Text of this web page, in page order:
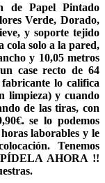
de Papel Pintado
Verde, Dorado,
y soporte tejido
cola solo a la pared,
y 10,05 metros
case recto de 64
lo califica
limpieza) y cuando
de las tiras, con
se lo podemos
laborables y le
Tenemos
PÍDELA AHORA !!